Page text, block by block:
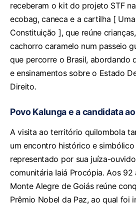
receberam o kit do projeto STF
ecobag, caneca e a cartilha [
Constituição ], que reúne
cachorro caramelo num passeio
que percorre o Brasil, abordando
e ensinamentos sobre o Estado
Direito.
Povo Kalunga e a candidata
A visita ao território quilombola
um encontro histórico e simbólico
representado por sua juíza-
comunitária Iaiá Procópia. Aos
Monte Alegre de Goiás reúne
Prêmio Nobel da Paz, ao qual foi